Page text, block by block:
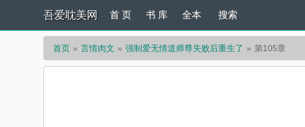
吾爱耽美网 首 页 书 库 全本 搜索
首页 言情肉文 强制爱无情道师尊失败后重生了 第105章